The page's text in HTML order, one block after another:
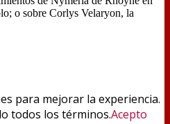
para mejorar la experiencia.
todos los términos.Acepto